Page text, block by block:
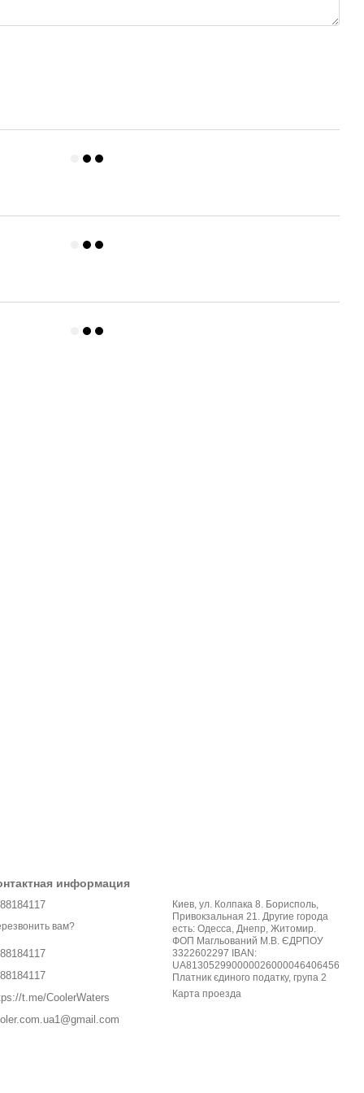
информация
вам?
t.me/CoolerWaters
Киев, ул. Колпака 8. Борисполь,
Привокзальная 21. Другие города
есть: Одесса, Днепр, Житомир.
ФОП Магльований М.В. ЄДРПОУ
3322602297 IBAN:
UA813052990000026000046406456
Платник єдиного податку, група 2
Карта проезда